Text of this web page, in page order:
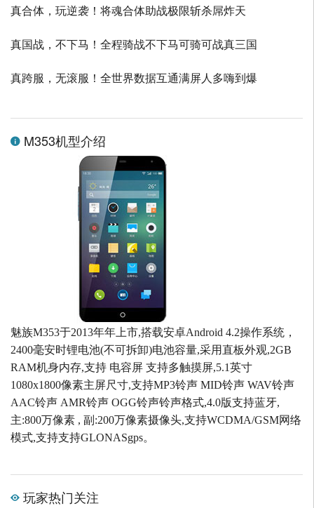
真合体，玩逆袭！将魂合体助战极限斩杀屌炸天
真国战，不下马！全程骑战不下马可骑可战真三国
真跨服，无滚服！全世界数据互通满屏人多嗨到爆
M353机型介绍
魅族M353于2013年年上市,搭载安卓Android 4.2操作系统，
2400毫安时锂电池(不可拆卸)电池容量,采用直板外观,2GB
RAM机身内存,支持 电容屏 支持多触摸屏,5.1英寸
1080x1800像素主屏尺寸,支持MP3铃声 MID铃声 WAV铃声
AAC铃声 AMR铃声 OGG铃声铃声格式,4.0版支持蓝牙,
主:800万像素 , 副:200万像素摄像头,支持WCDMA/GSM网络
模式,支持支持GLONASgps。
玩家热门关注